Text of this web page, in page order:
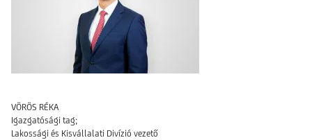
VÖRÖS RÉKA
Igazgatósági tag;
Lakossági és Kisvállalati Divízió vezető